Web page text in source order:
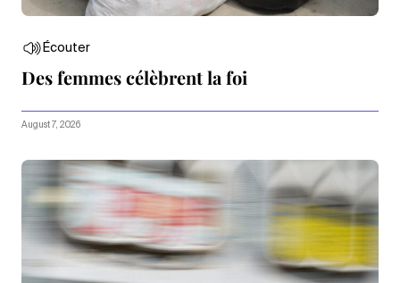
Écouter
Des femmes célèbrent la foi
August 7, 2026